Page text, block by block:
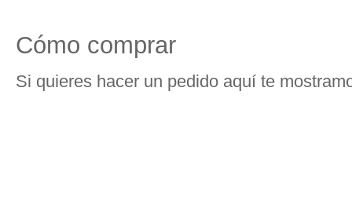
Cómo comprar
Si quieres hacer un pedido aquí te